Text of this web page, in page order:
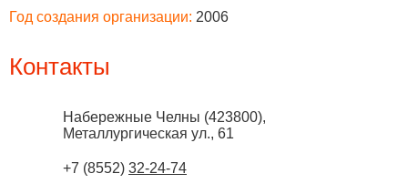
Год создания организации: 2006
Контакты
Набережные Челны (423800),
Металлургическая ул., 61
+7 (8552) 32-24-74